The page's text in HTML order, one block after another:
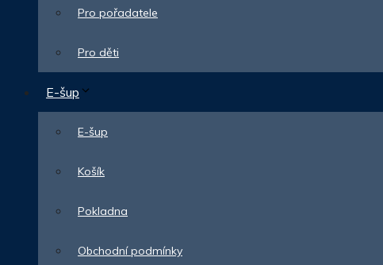
Pro pořadatele
Pro děti
E-šup
E-šup
Košík
Pokladna
Obchodní podmínky